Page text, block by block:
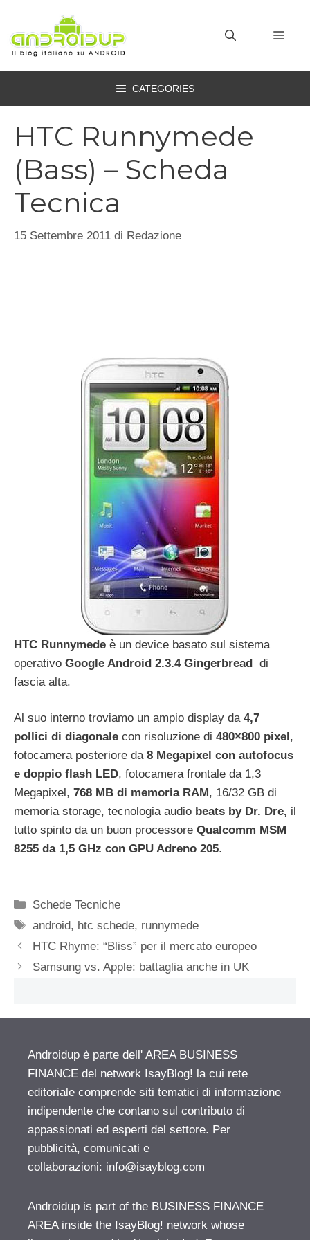
contenuto
CATEGORIES
HTC Runnymede
(Bass) – Scheda
Tecnica
15 Settembre 2011 di Redazione
HTC Runnymede è un device basato sul sistema
operativo Google Android 2.3.4 Gingerbread di
fascia alta.
Al suo interno troviamo un ampio display da 4,7
pollici di diagonale con risoluzione di 480×800 pixel,
fotocamera posteriore da 8 Megapixel con autofocus
e doppio flash LED, fotocamera frontale da 1,3
Megapixel, 768 MB di memoria RAM, 16/32 GB di
memoria storage, tecnologia audio beats by Dr. Dre, il
tutto spinto da un buon processore Qualcomm MSM
8255 da 1,5 GHz con GPU Adreno 205.
Categorie
Schede Tecniche
Tag
android, htc schede, runnymede
HTC Rhyme: “Bliss” per il mercato europeo
Samsung vs. Apple: battaglia anche in UK
Androidup è parte dell' AREA BUSINESS
FINANCE del network IsayBlog! la cui rete
editoriale comprende siti tematici di informazione
indipendente che contano sul contributo di
appassionati ed esperti del settore. Per
pubblicità, comunicati e
collaborazioni: info@isayblog.com
Androidup is part of the BUSINESS FINANCE
AREA inside the IsayBlog! network whose